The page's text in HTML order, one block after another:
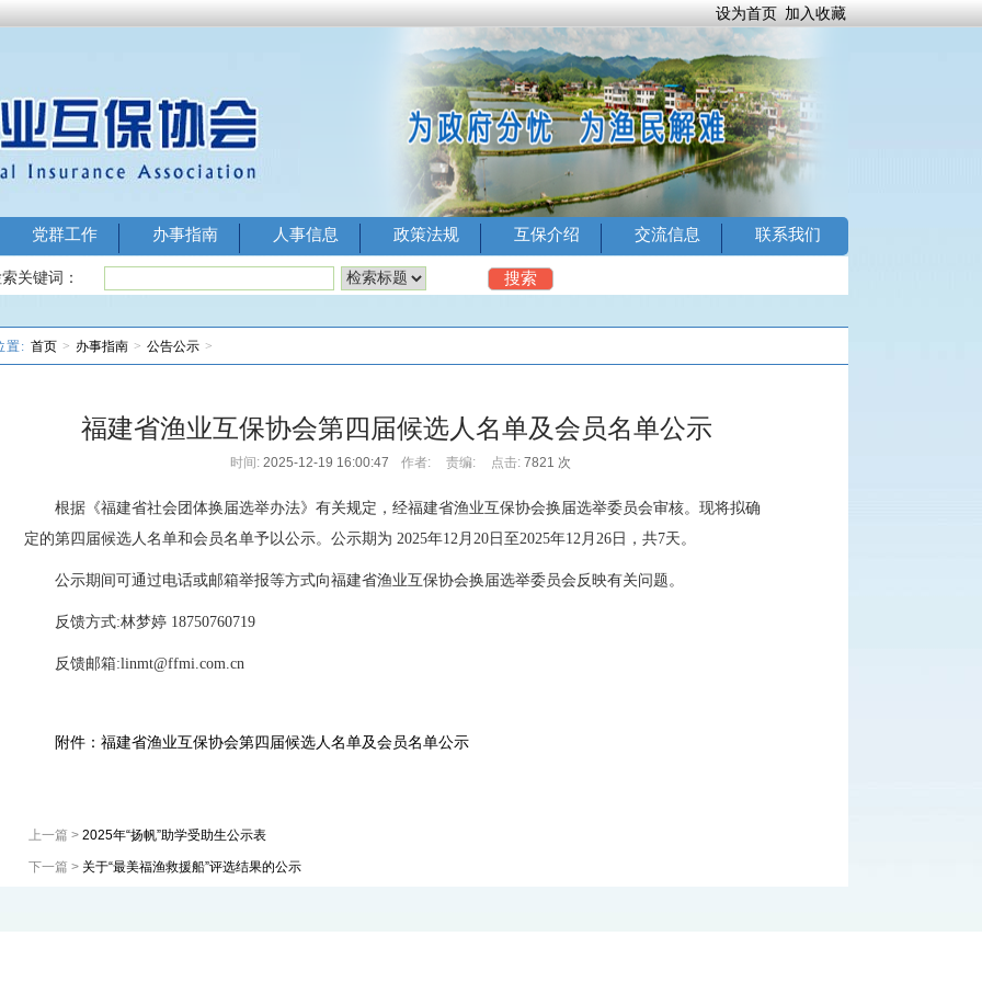
设为首页 加入收藏
Image 1 Image 2Image 3Image 4
党群工作 办事指南 人事信息 政策法规 互保介绍 交流信息 联系我们
关键词： 搜索
置: 首页 > 办事指南 > 公告公示 >
福建省渔业互保协会第四届候选人名单及会员名单公示
时间: 2025-12-19 16:00:47 作者: 责编: 点击: 7821 次
根据《福建省社会团体换届选举办法》有关规定，经福建省渔业互保协会换届选举委员会审核。现将拟确
定的第四 届候选人名单和会员名单予以公示。公示期为 2025年12月20日至2025年12月 26日，共7天。
公示期间可通过电话或邮箱举报等方式向福建省渔业互保协会换届选举委员会反映有关问题。
反馈方式:林梦婷 18750760719
反馈邮箱:linmt@ffmi.com.cn
附件：福建省渔业互保协会第四届候选人名单及会员名单公示
上一篇 > 2025年“扬帆”助学受助生公示表
下一篇 > 关于“最美福渔救援船”评选结果的公示